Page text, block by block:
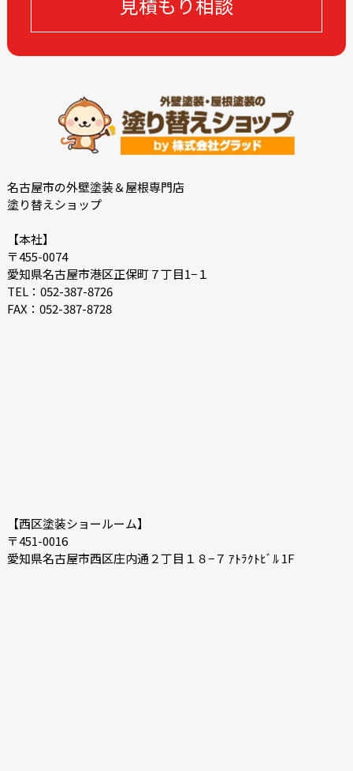
2022-11
2022-10
2022-09
2022-08
2022-07
2022-04
2022-03
2022-02
2021-09
2021-08
2021-02
2021-01
2020-09
2018-11
名古屋市の外壁塗装＆屋根専門店
塗り替えショップ
【本社】
〒455-0074
愛知県名古屋市港区正保町７丁目1−１
TEL：052-387-8726
FAX：052-387-8728
【西区塗装ショールーム】
〒451-0016
愛知県名古屋市西区庄内通２丁目１８−７ ｱﾄﾗｸﾄﾋﾞﾙ 1F